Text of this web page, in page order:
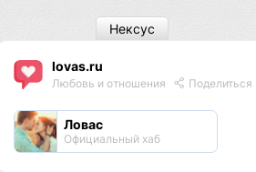
lovas.ru
Любовь и отношения Поделиться
Ловас
Официальный хаб
Нексус